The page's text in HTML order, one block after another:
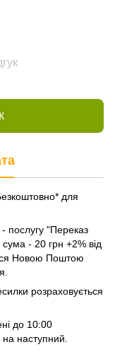
для
послугу "Переказ
- 20 грн +2% від
Новою Поштою
розраховується
до 10:00
наступний.